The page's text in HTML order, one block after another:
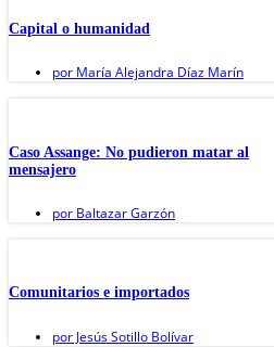
Capital o humanidad
por María Alejandra Díaz Marín
Caso Assange: No pudieron matar al
mensajero
por Baltazar Garzón
Comunitarios e importados
por Jesús Sotillo Bolívar